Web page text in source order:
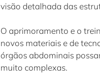
visão detalhada das
O aprimoramento e o
novos materiais e de
órgãos abdominais
muito complexas.